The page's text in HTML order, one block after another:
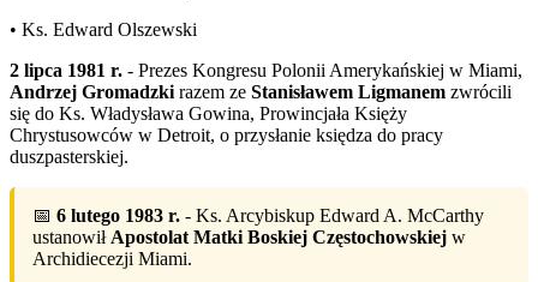
• Ks. Edward Olszewski
2 lipca 1981 r. - Prezes Kongresu Polonii Amerykańskiej w Miami,
Andrzej Gromadzki razem ze Stanisławem Ligmanem zwrócili
się do Ks. Władysława Gowina, Prowincjała Księży
Chrystusowców w Detroit, o przysłanie księdza do pracy
duszpasterskiej.
📅 6 lutego 1983 r. - Ks. Arcybiskup Edward A. McCarthy
ustanowił Apostolat Matki Boskiej Częstochowskiej w
Archidiecezji Miami.